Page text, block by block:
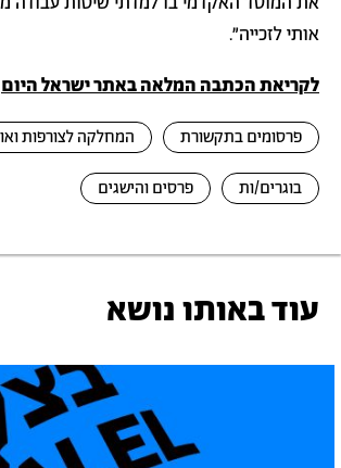
אותי לזכייה".
לקריאת הכתבה המלאה באתר ישראל היום
פרסומים בתקשורת המחלקה לצורפות
בוגרים/ות פרסים והישגים
עוד באותו נושא